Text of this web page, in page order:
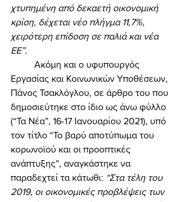
χτυπημένη από δεκαετή οικονομική
κρίση, δέχεται νέο πλήγμα 11,7%,
χειρότερη επίδοση σε παλιά και νέα
ΕΕ”.
Εργασίας και Κοινωνικών Υποθέσεων,
Πάνος Τσακλόγλου, σε άρθρο του που
δημοσιεύτηκε στο ίδιο ως άνω φύλλο
(“Τα Νέα”, 16-17 Ιανουαρίου 2021), υπό
τον τίτλο “Το βαρύ αποτύπωμα του
κορωνοϊού και οι προοπτικές
ανάπτυξης”, αναγκάστηκε να
παραδεχτεί τα κάτωθι: “Στα τέλη του
2019, οι οικονομικές προβλέψεις των